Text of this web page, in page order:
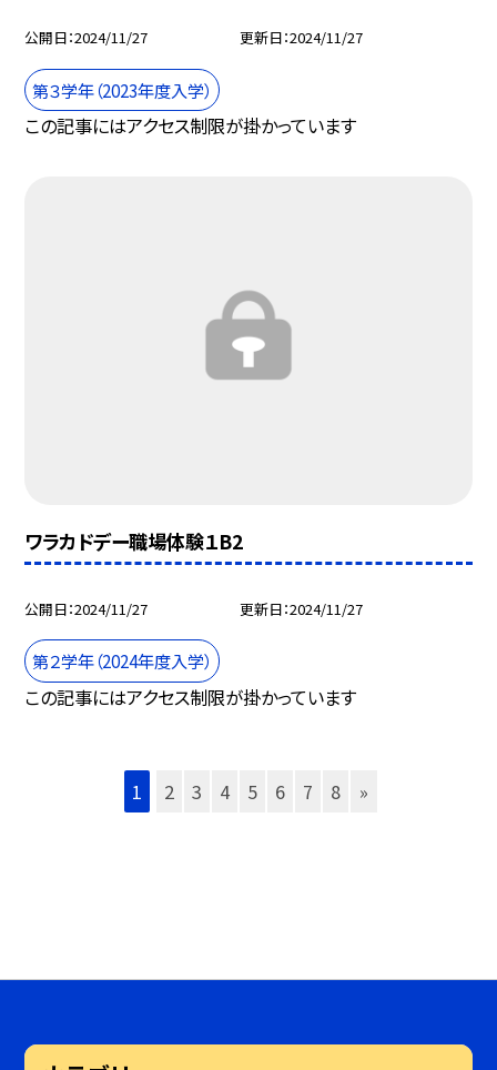
公開日 2024/11/27 更新日 2024/11/27
第３学年（2023年度入学）
この記事にはアクセス制限が掛かっています
ワラカドデー職場体験１B2
公開日 2024/11/27 更新日 2024/11/27
第２学年（2024年度入学）
この記事にはアクセス制限が掛かっています
1 2 3 4 5 6 7 8 »